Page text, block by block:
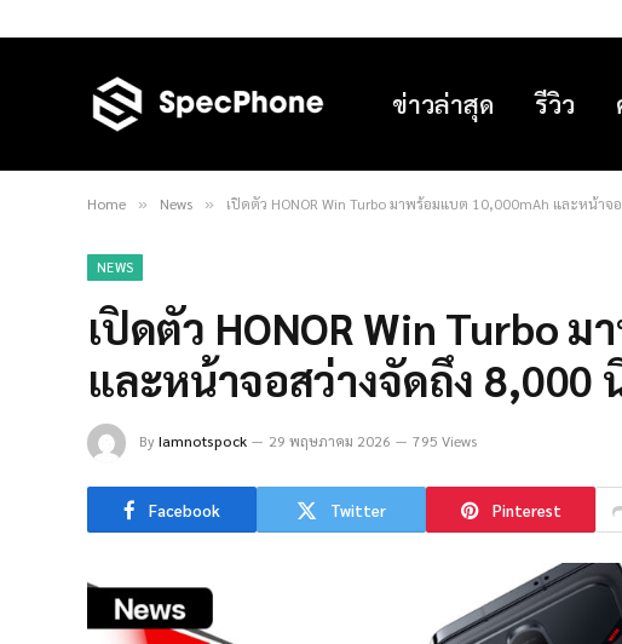
ข่าวล่าสุด รีวิว
Home » News » เปิดตัว HONOR Win Turbo มาพร้อมแบต 10,000mAh และหน้าจ
NEWS
เปิดตัว HONOR Win Turbo
และหน้าจอสว่างจัดถึง 8,000
ByIamnotspock 29 พฤษภาคม 2026 795 Views
Facebook Twitter Pinterest